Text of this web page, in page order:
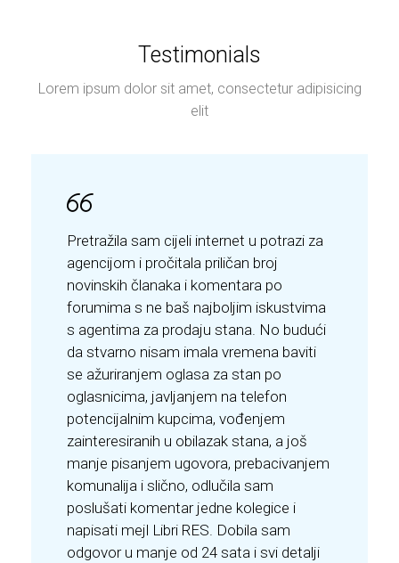
Testimonials
Lorem ipsum dolor sit amet, consectetur adipisicing
elit
Pretražila sam cijeli internet u potrazi za
agencijom i pročitala priličan broj
novinskih članaka i komentara po
forumima s ne baš najboljim iskustvima
s agentima za prodaju stana. No budući
da stvarno nisam imala vremena baviti
se ažuriranjem oglasa za stan po
oglasnicima, javljanjem na telefon
potencijalnim kupcima, vođenjem
zainteresiranih u obilazak stana, a još
manje pisanjem ugovora, prebacivanjem
komunalija i slično, odlučila sam
poslušati komentar jedne kolegice i
napisati mejl Libri RES. Dobila sam
odgovor u manje od 24 sata i svi detalji